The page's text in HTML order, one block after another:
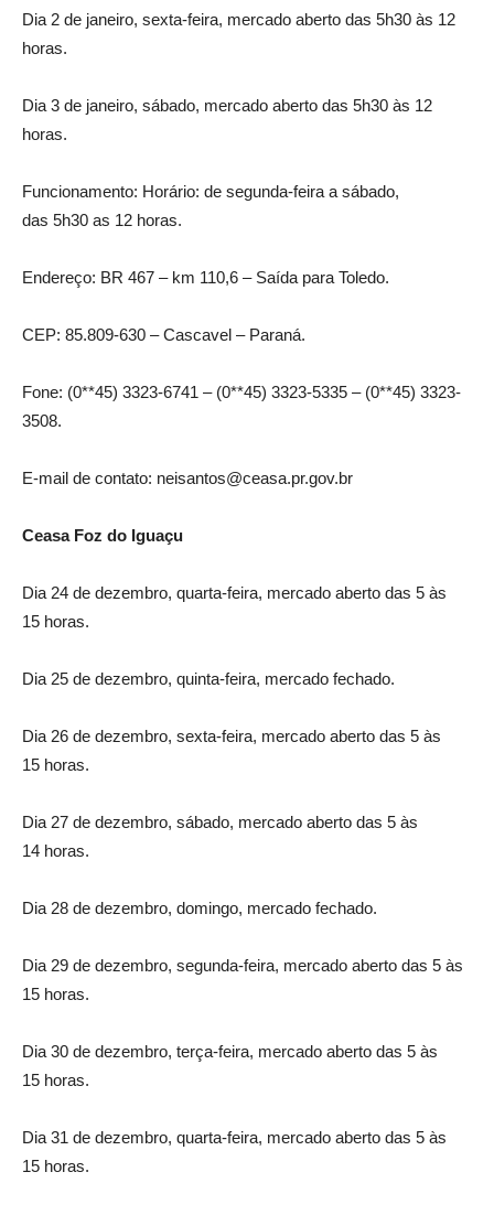
Dia 2 de janeiro, sexta-feira, mercado aberto das 5h30 às 12
horas.
Dia 3 de janeiro, sábado, mercado aberto das 5h30 às 12
horas.
Funcionamento: Horário: de segunda-feira a sábado,
das 5h30 as 12 horas.
Endereço: BR 467 – km 110,6 – Saída para Toledo.
CEP: 85.809-630 – Cascavel – Paraná.
Fone: (0**45) 3323-6741 – (0**45) 3323-5335 – (0**45) 3323-
3508.
E-mail de contato: neisantos@ceasa.pr.gov.br
Ceasa Foz do Iguaçu
Dia 24 de dezembro, quarta-feira, mercado aberto das 5 às
15 horas.
Dia 25 de dezembro, quinta-feira, mercado fechado.
Dia 26 de dezembro, sexta-feira, mercado aberto das 5 às
15 horas.
Dia 27 de dezembro, sábado, mercado aberto das 5 às
14 horas.
Dia 28 de dezembro, domingo, mercado fechado.
Dia 29 de dezembro, segunda-feira, mercado aberto das 5 às
15 horas.
Dia 30 de dezembro, terça-feira, mercado aberto das 5 às
15 horas.
Dia 31 de dezembro, quarta-feira, mercado aberto das 5 às
15 horas.